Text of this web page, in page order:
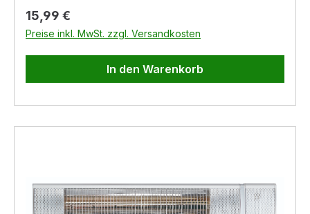
Regulärer Preis:
15,99 €
Preise inkl. MwSt. zzgl. Versandkosten
In den Warenkorb